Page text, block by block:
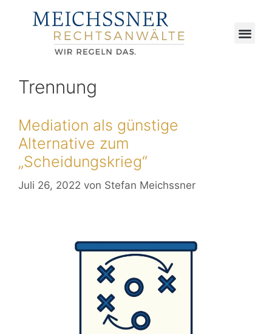
Trennung
Mediation als günstige
Alternative zum
„Scheidungskrieg“
Juli 26, 2022 von Stefan Meichssner